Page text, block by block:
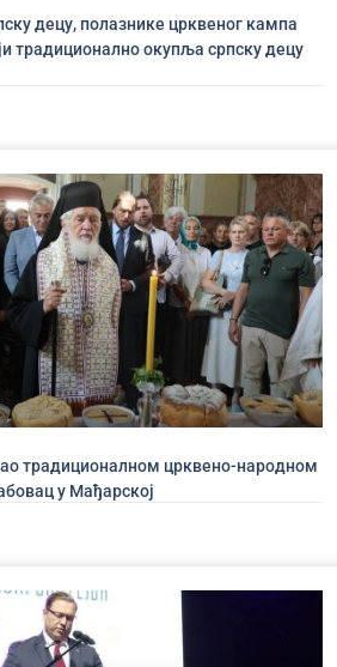
децу, полазнике црквеног кампа
традиционално окупља српску децу
традиционалном црквено-народном
у Мађарској